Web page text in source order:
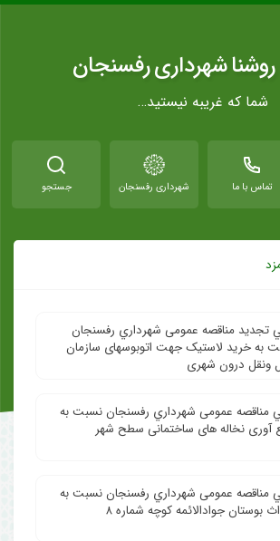
روشنا شهرداری رفسنجان
شما که غریبه نیستید…
تماس با ما شهرداری رفسنجان جستجو
تجدید مناقصه عمومی شهرداري رفسنجان
به خرید لاستیک جهت اتوبوسهای سازمان
ونقل درون شهری
مناقصه عمومی شهرداري رفسنجان نسبت به
آوری نخاله های ساختمانی سطح شهر
مناقصه عمومی شهرداري رفسنجان نسبت به
بوستان جوادالائمه کوچه شماره ۸